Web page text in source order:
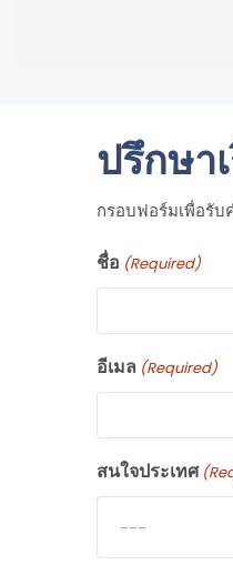
ปรึกษา
กรอบฟอร์มเพื่อรั
ชื่อ (Required)
อีเมล (Required)
สนใจประเทศ
---